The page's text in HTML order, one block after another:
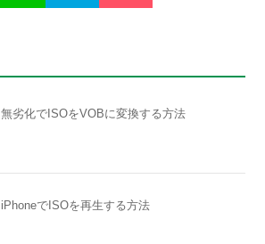
無劣化でISOをVOBに変換する方法
iPhoneでISOを再生する方法